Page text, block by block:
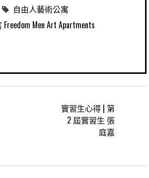
自由人藝術公寓
Men Art Apartments
實習生心得 | 第
2 屆實習生 張
庭嘉